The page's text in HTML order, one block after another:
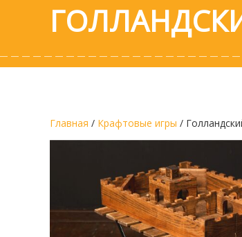
Главная / Крафтовые игры /